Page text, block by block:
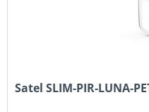
Satel SLIM-PIR-LUNA-